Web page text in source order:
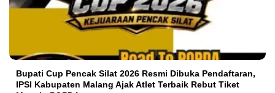
Bupati Cup Pencak Silat 2026 Resmi Dibuka Pendaftaran,
IPSI Kabupaten Malang Ajak Atlet Terbaik Rebut Tiket